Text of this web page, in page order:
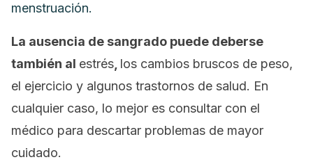
menstruación.
La ausencia de sangrado puede deberse
también al estrés los cambios bruscos de peso,
el ejercicio y algunos trastornos de salud. En
cualquier caso, lo mejor es consultar con el
médico para descartar problemas de mayor
cuidado.